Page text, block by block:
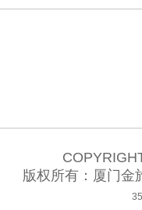
版权所有：厦门金